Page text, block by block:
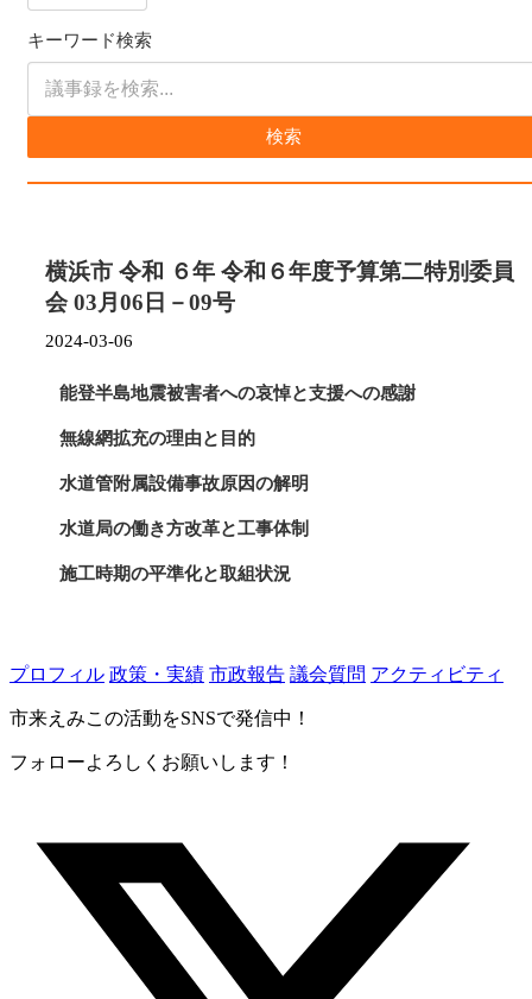
キーワード検索
検索
横浜市 令和 ６年 令和６年度予算第二特別委員
会 03月06日－09号
2024-03-06
能登半島地震被害者への哀悼と支援への感謝
無線網拡充の理由と目的
水道管附属設備事故原因の解明
水道局の働き方改革と工事体制
施工時期の平準化と取組状況
道志水源林の管理方針と考え方
有機フッ素化合物の水質影響と対応
プロフィル 政策・実績 市政報告 議会質問 アクティビティ
市来えみこの活動をSNSで発信中！
フォローよろしくお願いします！